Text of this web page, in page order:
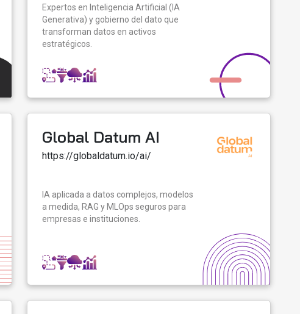
Expertos en Inteligencia Artificial (IA
Generativa) y gobierno del dato que
transforman datos en activos
estratégicos.
Global Datum AI
https://globaldatum.io/ai/
IA aplicada a datos complejos, modelos
a medida, RAG y MLOps seguros para
empresas e instituciones.